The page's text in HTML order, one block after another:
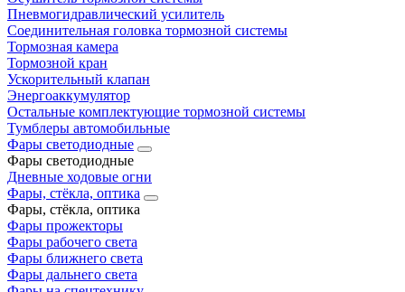
Пневмогидравлический усилитель
Соединительная головка тормозной системы
Тормозная камера
Тормозной кран
Ускорительный клапан
Энергоаккумулятор
Остальные комплектующие тормозной системы
Тумблеры автомобильные
Фары светодиодные
Фары светодиодные
Дневные ходовые огни
Фары, стёкла, оптика
Фары, стёкла, оптика
Фары прожекторы
Фары рабочего света
Фары ближнего света
Фары дальнего света